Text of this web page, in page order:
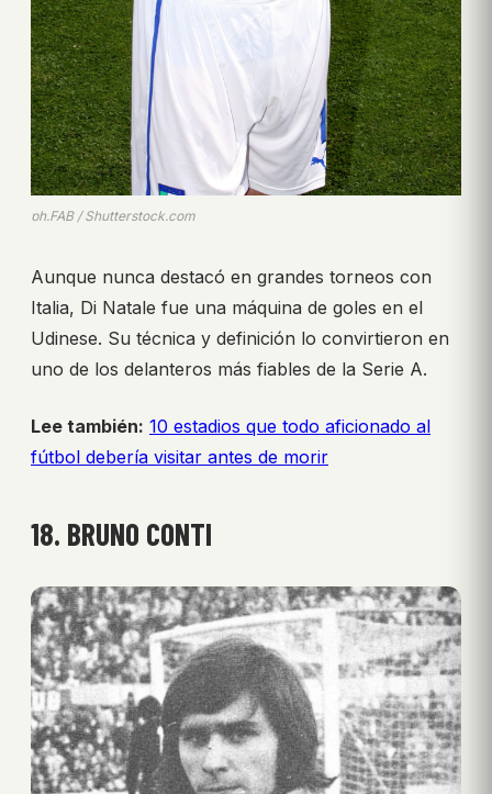
ph.FAB / Shutterstock.com
Aunque nunca destacó en grandes torneos con
Italia, Di Natale fue una máquina de goles en el
Udinese. Su técnica y definición lo convirtieron en
uno de los delanteros más fiables de la Serie A.
Lee también: 10 estadios que todo aficionado al
fútbol debería visitar antes de morir
18. BRUNO CONTI